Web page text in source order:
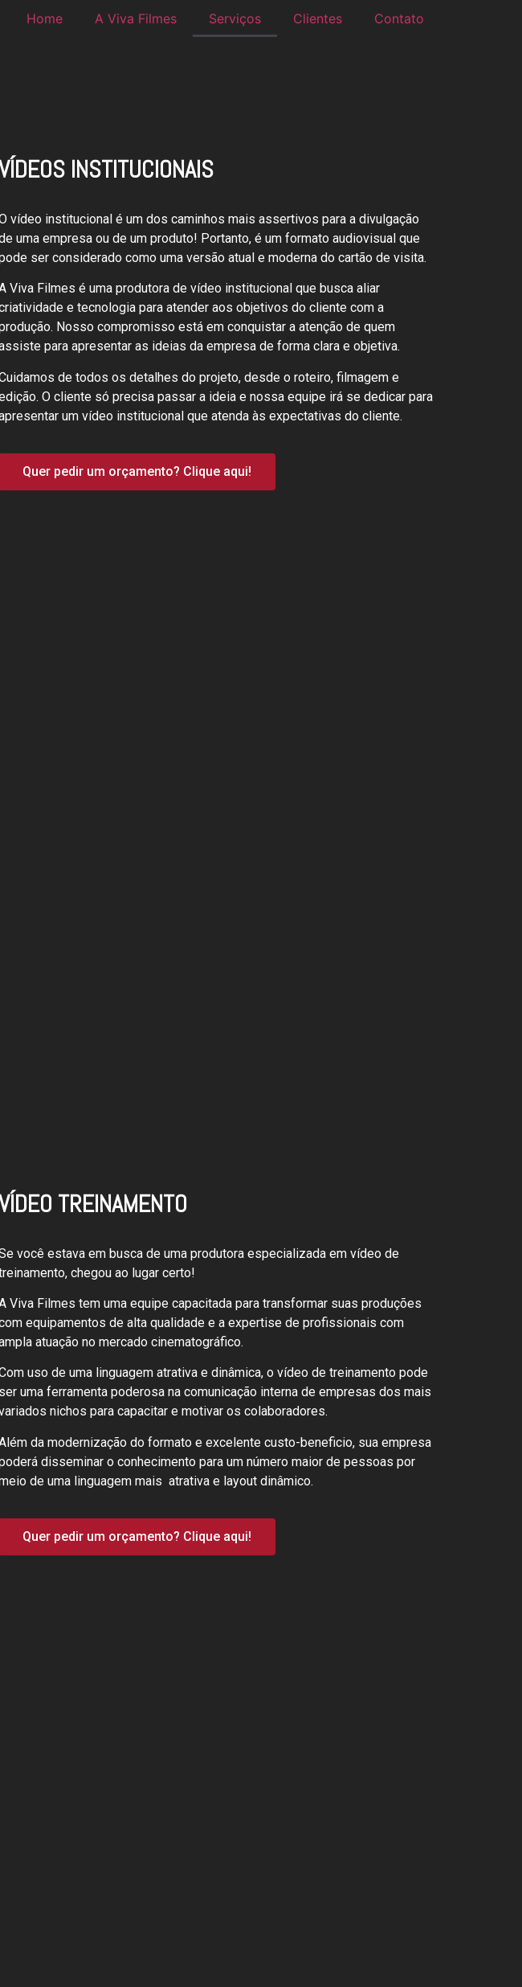
Home A Viva Filmes Serviços Clientes Contato
INSTITUCIONAIS
vídeo institucional é um dos caminhos mais assertivos para a divulgação
uma empresa ou de um produto! Portanto, é um formato audiovisual que
ser considerado como uma versão atual e moderna do cartão de visita.
Viva Filmes é uma produtora de vídeo institucional que busca aliar
e tecnologia para atender aos objetivos do cliente com a
Nosso compromisso está em conquistar a atenção de quem
para apresentar as ideias da empresa de forma clara e objetiva.
de todos os detalhes do projeto, desde o roteiro, filmagem e
O cliente só precisa passar a ideia e nossa equipe irá se dedicar para
um vídeo institucional que atenda às expectativas do cliente.
Quer pedir um orçamento? Clique aqui!
TREINAMENTO
você estava em busca de uma produtora especializada em vídeo de
chegou ao lugar certo!
Viva Filmes tem uma equipe capacitada para transformar suas produções
equipamentos de alta qualidade e a expertise de profissionais com
atuação no mercado cinematográfico.
uso de uma linguagem atrativa e dinâmica, o vídeo de treinamento pode
ser uma ferramenta poderosa na comunicação interna de empresas dos mais
nichos para capacitar e motivar os colaboradores.
da modernização do formato e excelente custo-beneficio, sua empresa
disseminar o conhecimento para um número maior de pessoas por
de uma linguagem mais atrativa e layout dinâmico.
Quer pedir um orçamento? Clique aqui!